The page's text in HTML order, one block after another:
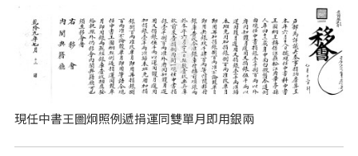
現任中書王圖炯照例遞捐運同雙單月即用銀兩